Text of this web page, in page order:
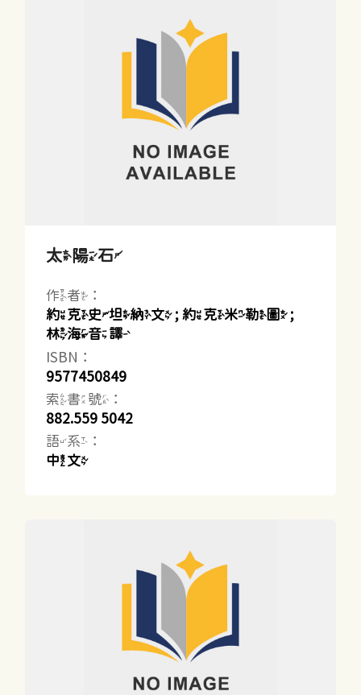
太陽石
作者：
約克史坦納文 ; 約克米勒圖 ;
林海音譯
ISBN：
9577450849
索書號：
882.559 5042
語系：
中文